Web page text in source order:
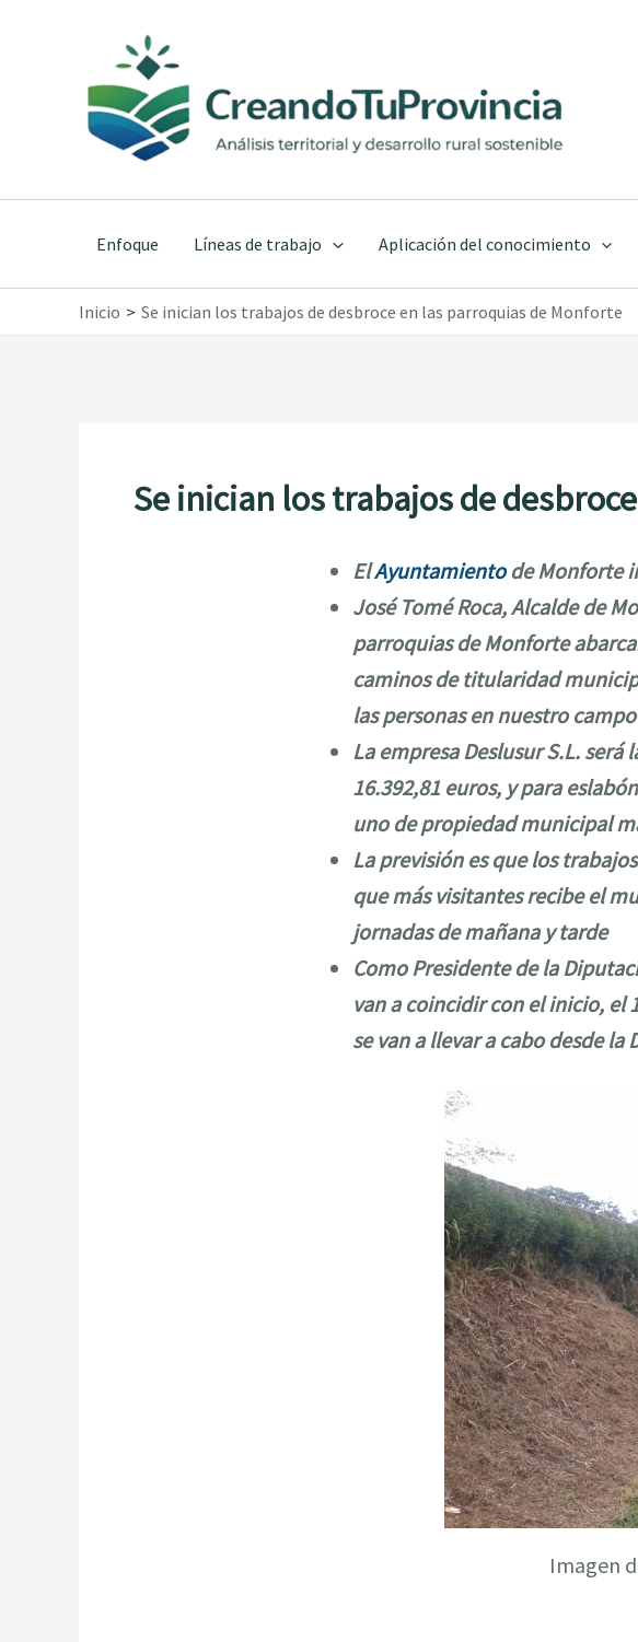
contenido
Enfoque Líneas de trabajo Aplicación del conocimiento
Inicio Se inician los trabajos de desbroce en las parroquias de Monforte
Se inician los trabajos de
ElAyuntamientode Monforte
José Tomé Roca, Alcalde de
parroquias de Monforte
caminos de titularidad
las personas en nuestro
La empresa Deslusur S.L.
16.392,81 euros, y para
uno de propiedad municipal
La previsión es que los
que más visitantes recibe el
jornadas de mañana y tarde
Como Presidente de la
van a coincidir con el inicio, el
se van a llevar a cabo desde
Imagen